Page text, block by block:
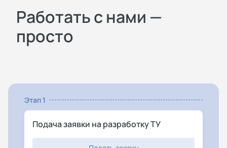
Работать с нами —
просто
Этап 1
Подача заявки на разработку ТУ